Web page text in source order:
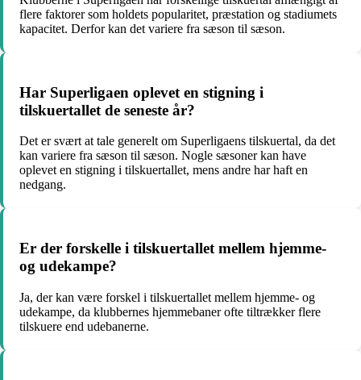
flere faktorer som holdets popularitet, præstation og stadiumets
kapacitet. Derfor kan det variere fra sæson til sæson.
Har Superligaen oplevet en stigning i
tilskuertallet de seneste år?
Det er svært at tale generelt om Superligaens tilskuertal, da det
kan variere fra sæson til sæson. Nogle sæsoner kan have
oplevet en stigning i tilskuertallet, mens andre har haft en
nedgang.
Er der forskelle i tilskuertallet mellem hjemme-
og udekampe?
Ja, der kan være forskel i tilskuertallet mellem hjemme- og
udekampe, da klubbernes hjemmebaner ofte tiltrækker flere
tilskuere end udebanerne.